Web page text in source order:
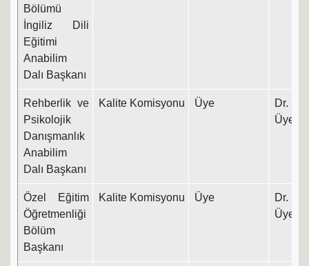
Bölümü
İngiliz Dili
Eğitimi
Anabilim
Dalı Başkanı
Rehberlik ve
Psikolojik
Danışmanlık
Anabilim
Dalı Başkanı
Kalite Komisyonu Üye
Dr.
Üyesi
Özel Eğitim
Öğretmenliği
Bölüm
Başkanı
Kalite Komisyonu Üye
Dr.
Üyesi